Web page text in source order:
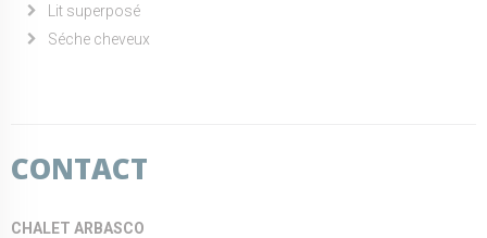
Lit superposé
Séche cheveux
CONTACT
CHALET ARBASCO